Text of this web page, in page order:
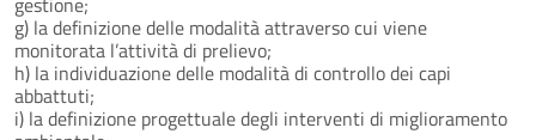
g) la definizione delle modalità attraverso cui viene
monitorata l’attività di prelievo;
h) la individuazione delle modalità di controllo dei capi
abbattuti;
i) la definizione progettuale degli interventi di miglioramento